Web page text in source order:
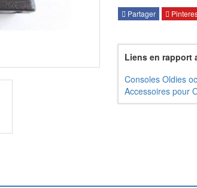
Partager
Liens en rapport
Consoles Oldies
Accessoires pour